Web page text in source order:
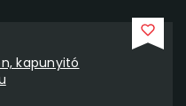
kapunyitó